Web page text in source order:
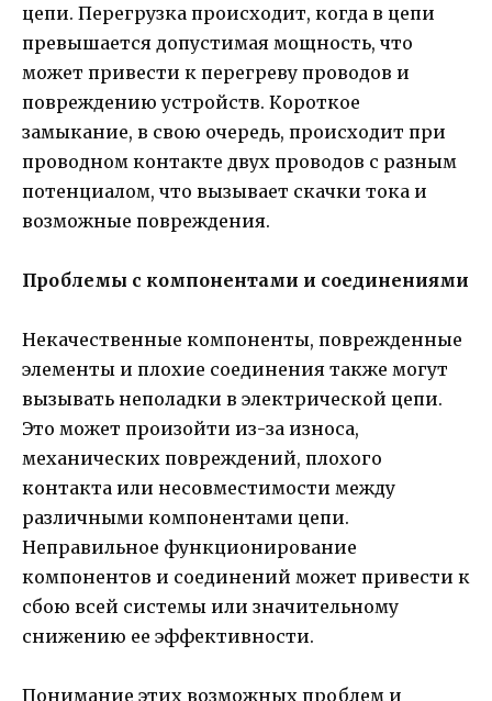
цепи. Перегрузка происходит, когда в цепи
превышается допустимая мощность, что
может привести к перегреву проводов и
повреждению устройств. Короткое
замыкание, в свою очередь, происходит при
проводном контакте двух проводов с разным
потенциалом, что вызывает скачки тока и
возможные повреждения.
Проблемы с компонентами и соединениями
Некачественные компоненты, поврежденные
элементы и плохие соединения также могут
вызывать неполадки в электрической цепи.
Это может произойти из-за износа,
механических повреждений, плохого
контакта или несовместимости между
различными компонентами цепи.
Неправильное функционирование
компонентов и соединений может привести к
сбою всей системы или значительному
снижению ее эффективности.
Понимание этих возможных проблем и